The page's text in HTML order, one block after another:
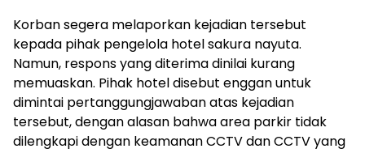
Korban segera melaporkan kejadian tersebut
kepada pihak pengelola hotel sakura nayuta.
Namun, respons yang diterima dinilai kurang
memuaskan. Pihak hotel disebut enggan untuk
dimintai pertanggungjawaban atas kejadian
tersebut, dengan alasan bahwa area parkir tidak
dilengkapi dengan keamanan CCTV dan CCTV yang